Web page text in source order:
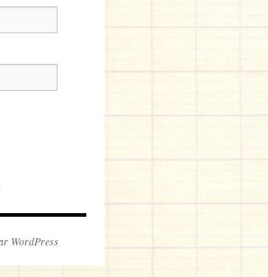
WordPress